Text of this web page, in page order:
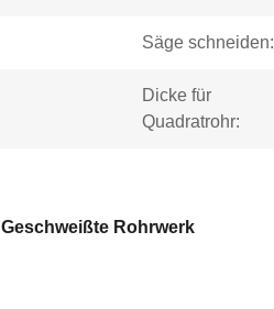
Säge schneiden:
Dicke für
Quadratrohr:
Geschweißte Rohrwerk